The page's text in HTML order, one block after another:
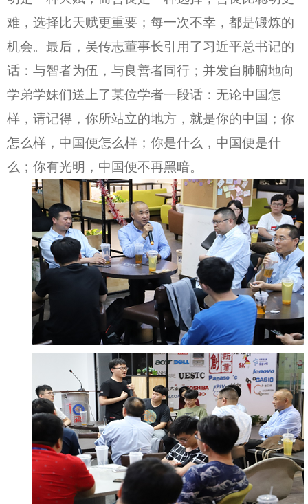
难，选择比天赋更重要；每一次不幸，都是锻炼的
机会。最后，吴传志董事长引用了习近平总书记的
话：与智者为伍，与良善者同行；并发自肺腑地向
学弟学妹们送上了某位学者一段话：无论中国怎
样，请记得，你所站立的地方，就是你的中国；你
怎么样，中国便怎么样；你是什么，中 国便是什
么；你有光明，中国便不再黑暗。